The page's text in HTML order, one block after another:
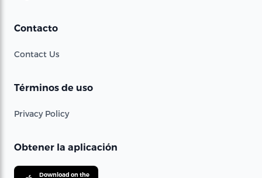
Contacto
Contact Us
Términos de uso
Privacy Policy
Obtener la aplicación
Download on the